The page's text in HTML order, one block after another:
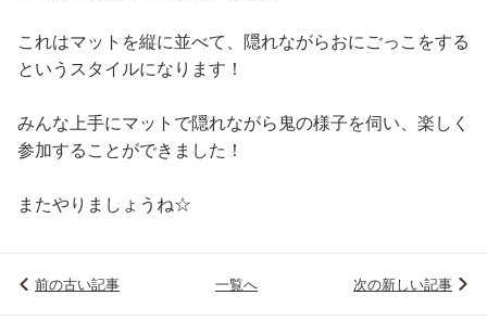
これはマットを縦に並べて、隠れながらおにごっこをする
というスタイルになります！
みんな上手にマットで隠れながら鬼の様子を伺い、楽しく
参加することができました！
またやりましょうね☆
前の古い記事 一覧へ 次の新しい記事